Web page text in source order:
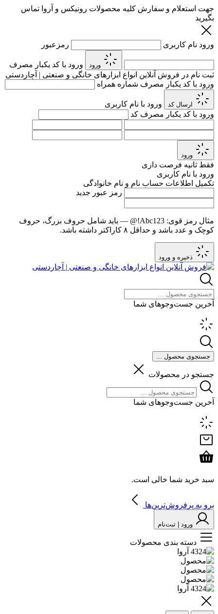
جهت استعلام و سفارش کلیه محصولات رونیکس و آروا تماس
بگیرید
ورود نام کاربری رمزعبور
ورود
ورود با کد یکبار مصرف
ثبت نام در فروش آنلاین انواع ابزارهای خانگی و صنعتی | آچاردستی
ورود با کد یکبار مصرف شماره همراه
ارسال کد
ورود با نام کاربری
ورود با کد یکبار مصرف کد
ورود
فقط ثانیه فرصت داری
ورود با نام کاربری
تکمیل اطلاعات حساب نام و نام خانوادگی
رمز عبور جدید
مثال رمز قوی: Abc123!@
— باید شامل حروف بزرگ، حروف
کوچک و عدد باشد و حداقل ۸ کاراکتر داشته باشد.
ذخیره و ورود
آخرین جست‌وجوهای شما
جستجوی محصول ...
جستجو در محصولات
آخرین جست‌وجوهای شما
سبد خرید شما خالی است.
برو به پرفروش‌ترین‌ها
ورود | ثبت‌نام
دسته بندی محصولات